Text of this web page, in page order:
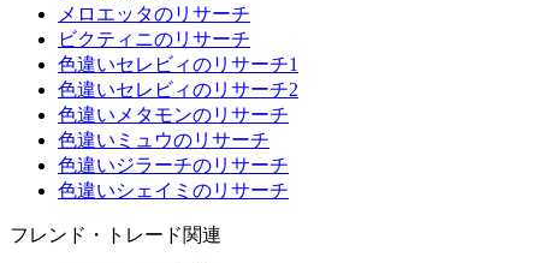
メロエッタのリサーチ
ビクティニのリサーチ
色違いセレビィのリサーチ1
色違いセレビィのリサーチ2
色違いメタモンのリサーチ
色違いミュウのリサーチ
色違いジラーチのリサーチ
色違いシェイミのリサーチ
フレンド・トレード関連